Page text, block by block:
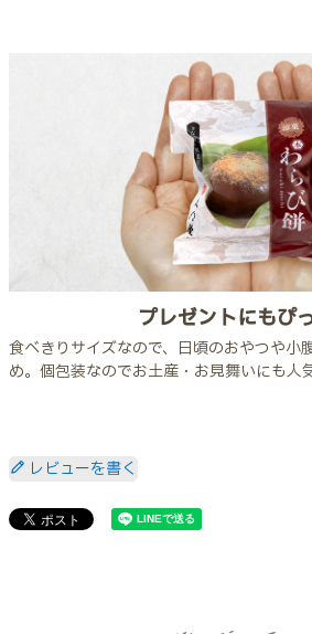
プレゼントにもぴ
食べきりサイズなので、日頃のおやつや小
め。個包装なのでお土産・お見舞いにも人気
レビューを書く